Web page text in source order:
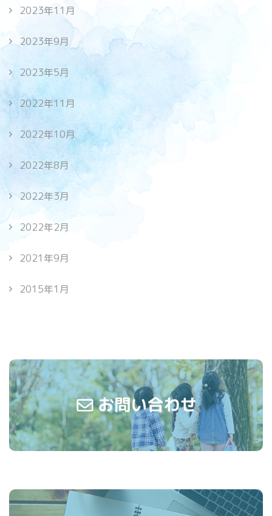
2023年11月
2023年9月
2023年5月
2022年11月
2022年10月
2022年8月
2022年3月
2022年2月
2021年9月
2015年1月